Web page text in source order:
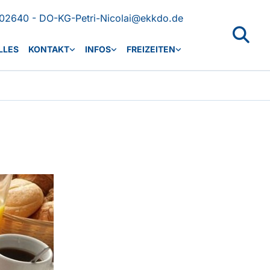
- DO-KG-Petri-Nicolai@ekkdo.de
KONTAKT INFOS FREIZEITEN